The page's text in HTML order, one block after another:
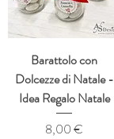
Barattolo con
Dolcezze di Natale -
Idea Regalo Natale
Prezzo
8,00 €